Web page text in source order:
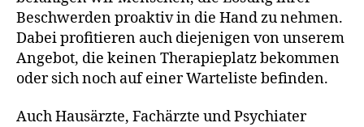
Beschwerden proaktiv in die Hand zu nehmen.
Dabei profitieren auch diejenigen von unserem
Angebot, die keinen Therapieplatz bekommen
oder sich noch auf einer Warteliste befinden.
Auch Hausärzte, Fachärzte und Psychiater